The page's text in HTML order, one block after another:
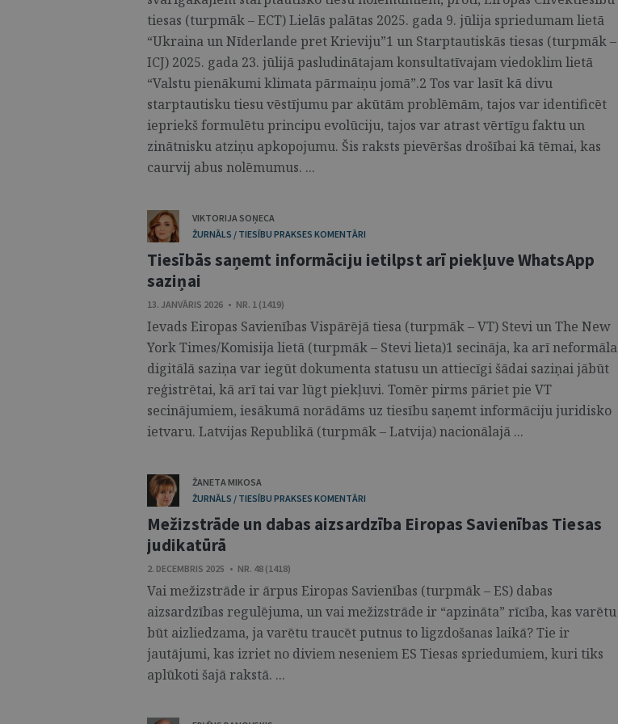
tiesas (turpmāk – ECT) Lielās palātas 2025. gada 9. jūlija spriedumam lietā
“Ukraina un Nīderlande pret Krieviju”1 un Starptautiskās tiesas (turpmāk –
ICJ) 2025. gada 23. jūlijā pasludinātajam konsultatīvajam viedoklim lietā
“Valstu pienākumi klimata pārmaiņu jomā”.2 Tos var lasīt kā divu
starptautisku tiesu vēstījumu par akūtām problēmām, tajos var identificēt
iepriekš formulētu principu evolūciju, tajos var atrast vērtīgu faktu un
zinātnisku atziņu apkopojumu. Šis raksts pievēršas drošībai kā tēmai, kas
caurvij abus nolēmumus. ...
VIKTORIJA SOŅECA
ŽURNĀLS / TIESĪBU PRAKSES KOMENTĀRI
Tiesībās saņemt informāciju ietilpst arī piekļuve WhatsApp
saziņai
13. JANVĀRIS 2026 • NR. 1 (1419)
Ievads Eiropas Savienības Vispārējā tiesa (turpmāk – VT) Stevi un The New
York Times/Komisija lietā (turpmāk – Stevi lieta)1 secināja, ka arī neformāla
digitālā saziņa var iegūt dokumenta statusu un attiecīgi šādai saziņai jābūt
reģistrētai, kā arī tai var lūgt piekļuvi. Tomēr pirms pāriet pie VT
secinājumiem, iesākumā norādāms uz tiesību saņemt informāciju juridisko
ietvaru. Latvijas Republikā (turpmāk – Latvija) nacionālajā ...
ŽANETA MIKOSA
ŽURNĀLS / TIESĪBU PRAKSES KOMENTĀRI
Mežizstrāde un dabas aizsardzība Eiropas Savienības Tiesas
judikatūrā
2. DECEMBRIS 2025 • NR. 48 (1418)
Vai mežizstrāde ir ārpus Eiropas Savienības (turpmāk – ES) dabas
aizsardzības regulējuma, un vai mežizstrāde ir “apzināta” rīcība, kas varētu
būt aizliedzama, ja varētu traucēt putnus to ligzdošanas laikā? Tie ir
jautājumi, kas izriet no diviem neseniem ES Tiesas spriedumiem, kuri tiks
aplūkoti šajā rakstā. ...